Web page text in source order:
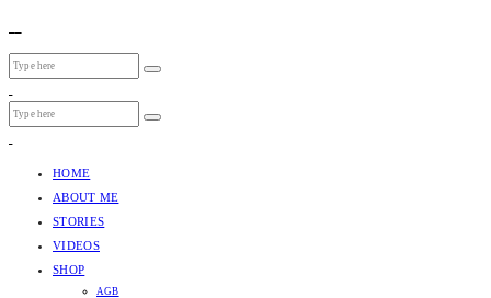
HOME
ABOUT ME
STORIES
VIDEOS
SHOP
AGB